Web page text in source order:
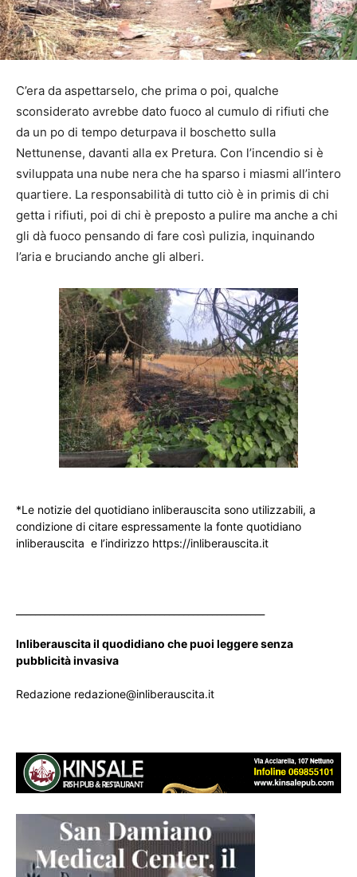
C’era da aspettarselo, che prima o poi, qualche
sconsiderato avrebbe dato fuoco al cumulo di rifiuti che
da un po di tempo deturpava il boschetto sulla
Nettunense, davanti alla ex Pretura. Con l’incendio si è
sviluppata una nube nera che ha sparso i miasmi all’intero
quartiere. La responsabilità di tutto ciò è in primis di chi
getta i rifiuti, poi di chi è preposto a pulire ma anche a chi
gli dà fuoco pensando di fare così pulizia, inquinando
l’aria e bruciando anche gli alberi.
*Le notizie del quotidiano inliberauscita sono utilizzabili, a
condizione di citare espressamente la fonte quotidiano
inliberauscita e l’indirizzo https://inliberauscita.it
Inliberauscita il quodidiano che puoi leggere senza
pubblicità invasiva
Redazione redazione@inliberauscita.it